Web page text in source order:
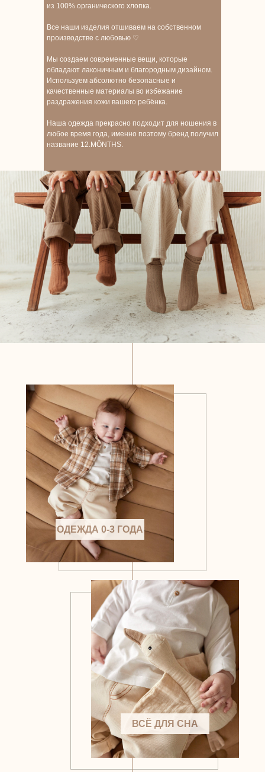
из 100% органического хлопка.
Все наши изделия отшиваем на собственном
производстве с любовью ♡
Мы создаем современные вещи, которые
обладают лаконичным и благородным дизайном.
Используем абсолютно безопасные и
качественные материалы во избежание
раздражения кожи вашего ребёнка.
Наша одежда прекрасно подходит для ношения в
любое время года, именно поэтому бренд получил
название 12.MŌNTHS.
ВСЁ ДЛЯ СНА
ОДЕЖДА 0-3 ГОДА